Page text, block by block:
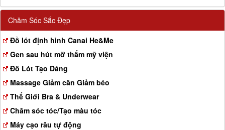
Chăm Sóc Sắc Đẹp
Đồ lót định hình Canai He&Me
Gen sau hút mỡ thẩm mỹ viện
Đồ Lót Tạo Dáng
Massage Giảm cân Giảm béo
Thế Giới Bra & Underwear
Chăm sóc tóc/Tạo màu tóc
Máy cạo râu tự động